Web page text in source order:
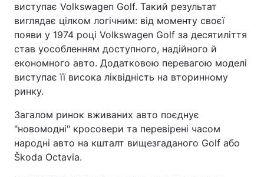
виступає Volkswagen Golf. Такий результат
виглядає цілком логічним: від моменту своєї
появи у 1974 році Volkswagen Golf за десятиліття
став уособленням доступного, надійного й
економного авто. Додатковою перевагою моделі
виступає її висока ліквідність на вторинному
ринку.
Загалом ринок вживаних авто поєднує
"новомодні" кросовери та перевірені часом
народні авто на кшталт вищезгаданого Golf або
Škoda Octavia.